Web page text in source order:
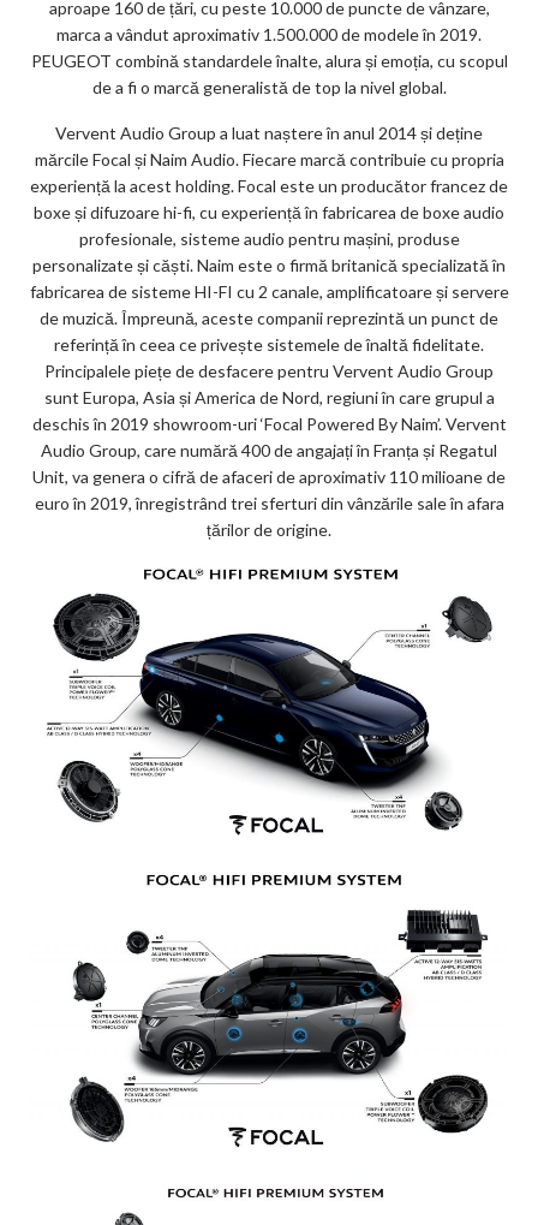
aproape 160 de țări, cu peste 10.000 de puncte de vânzare,
marca a vândut aproximativ 1.500.000 de modele în 2019.
PEUGEOT combină standardele înalte, alura și emoția, cu scopul
de a fi o marcă generalistă de top la nivel global.
Vervent Audio Group a luat naștere în anul 2014 și deține
mărcile Focal și Naim Audio. Fiecare marcă contribuie cu propria
experiență la acest holding. Focal este un producător francez de
boxe și difuzoare hi-fi, cu experiență în fabricarea de boxe audio
profesionale, sisteme audio pentru mașini, produse
personalizate și căști. Naim este o firmă britanică specializată în
fabricarea de sisteme HI-FI cu 2 canale, amplificatoare și servere
de muzică. Împreună, aceste companii reprezintă un punct de
referință în ceea ce privește sistemele de înaltă fidelitate.
Principalele piețe de desfacere pentru Vervent Audio Group
sunt Europa, Asia și America de Nord, regiuni în care grupul a
deschis în 2019 showroom-uri ‘Focal Powered By Naim’. Vervent
Audio Group, care numără 400 de angajați în Franța și Regatul
Unit, va genera o cifră de afaceri de aproximativ 110 milioane de
euro în 2019, înregistrând trei sferturi din vânzările sale în afara
țărilor de origine.